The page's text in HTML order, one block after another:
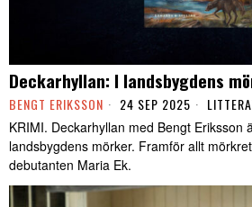
Deckarhyllan: I landsbygdens
BENGT ERIKSSON 24 SEP 2025
KRIMI. Deckarhyllan med Bengt Eriksson
landsbygdens mörker. Framför allt
debutanten Maria Ek.